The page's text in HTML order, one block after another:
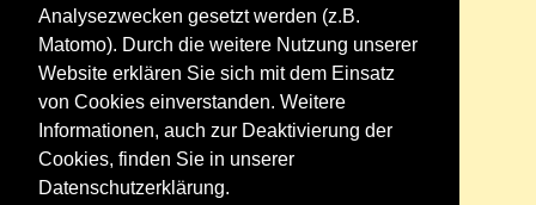
Analysezwecken gesetzt werden (z.B.
Matomo). Durch die weitere Nutzung unserer
Website erklären Sie sich mit dem Einsatz
von Cookies einverstanden. Weitere
Informationen, auch zur Deaktivierung der
Cookies, finden Sie in unserer
Datenschutzerklärung.